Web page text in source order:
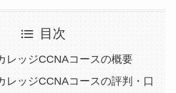
目次
レッジCCNAコースの概要
レッジCCNAコースの評判・口